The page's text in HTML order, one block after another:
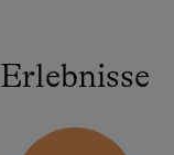
Erlebnisse